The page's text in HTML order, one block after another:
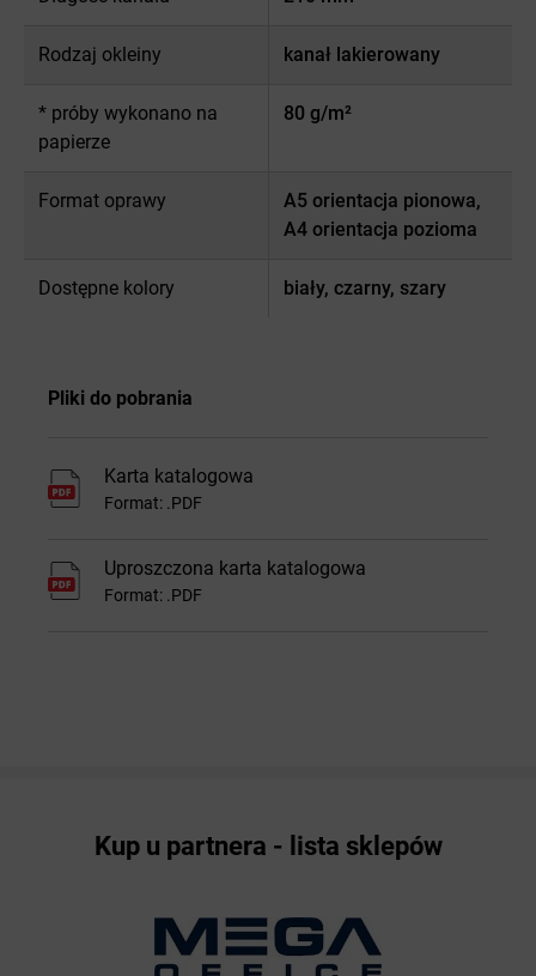
Rodzaj okleiny kanał lakierowany
* próby wykonano na
papierze
80 g/m²
Format oprawy
A5 orientacja pionowa,
A4 orientacja pozioma
Dostępne kolory biały, czarny, szary
Pliki do pobrania
Karta katalogowa
Format: .PDF
Uproszczona karta katalogowa
Format: .PDF
Kup u partnera - lista sklepów